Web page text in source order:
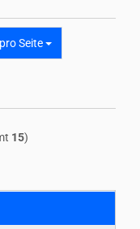
Seite
Seite
15)